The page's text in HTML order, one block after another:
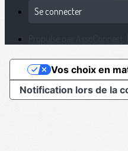
Se connecter
Notification lors de la
Vos choix en